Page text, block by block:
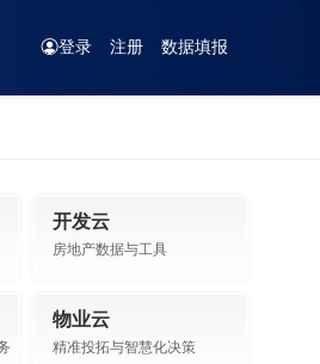
登录 注册 数据填报
开发云
房地产数据与工具
物业云
精准投拓与智慧化决策